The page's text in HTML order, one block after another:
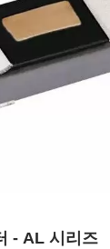
- AL 시리즈